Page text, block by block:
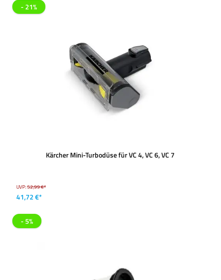
- 21%
Kärcher Mini-Turbodüse für VC 4, VC 6, VC 7
UVP:52,99 €*
41,72 €*
- 5%